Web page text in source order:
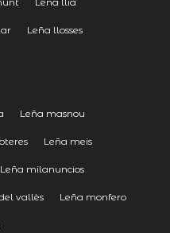
Leña llosses
Leña masnou
Leña meis
Leña milanuncios
vallès Leña monfero